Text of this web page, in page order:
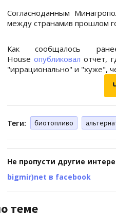
Согласноданным
между странамив прошлом
Как сообщалось
Houseопубликовал отчет,
"иррационально" и "хуже",
Теги: биотопливо
Не пропусти другие
bigmir)net в facebook
теме